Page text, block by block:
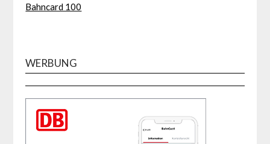
Bahncard 100
WERBUNG